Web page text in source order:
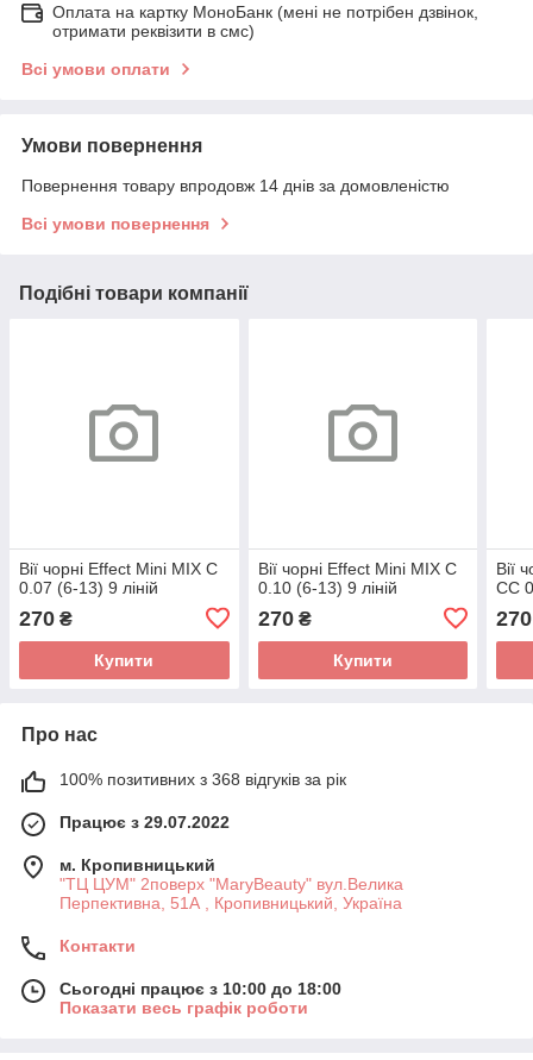
Оплата на картку МоноБанк (мені не потрібен дзвінок,
отримати реквізити в смс)
Всі умови оплати
Умови повернення
Повернення товару впродовж 14 днів за домовленістю
Всі умови повернення
Подібні товари компанії
Вії чорні Effect Mini MIX C
0.07 (6-13) 9 ліній
270 ₴
Купити
Вії чорні Effect Mini MIX C
0.10 (6-13) 9 ліній
270₴
Купити
Вії
CC
270
Про нас
100% позитивних з 368 відгуків за рік
Працює з 29.07.2022
м. Кропивницький
"ТЦ ЦУМ" 2поверх "MaryBeauty" вул.Велика
Перпективна, 51А , Кропивницький, Україна
Контакти
Сьогодні працює з 10:00 до 18:00
Показати весь графік роботи